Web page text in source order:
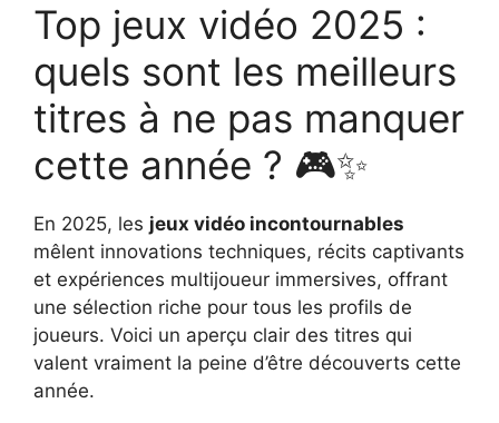
Top jeux vidéo 2025 :
quels sont les meilleurs
titres à ne pas manquer
cette année ? 🎮✨
En 2025, les jeux vidéo incontournables
mêlent innovations techniques, récits captivants
et expériences multijoueur immersives, offrant
une sélection riche pour tous les profils de
joueurs. Voici un aperçu clair des titres qui
valent vraiment la peine d’être découverts cette
année.